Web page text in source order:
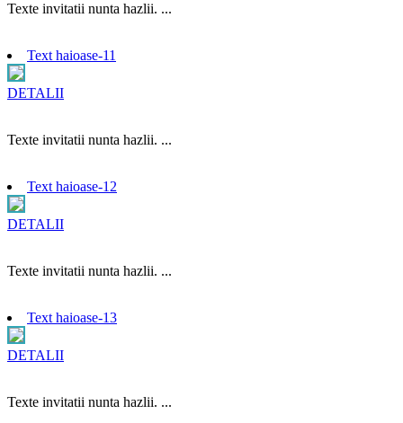
Texte invitatii nunta hazlii. ...
Text haioase-11
DETALII
Texte invitatii nunta hazlii. ...
Text haioase-12
DETALII
Texte invitatii nunta hazlii. ...
Text haioase-13
DETALII
Texte invitatii nunta hazlii. ...